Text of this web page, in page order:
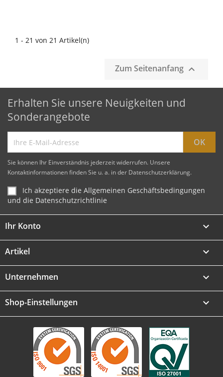
1 - 21 von 21 Artikel(n)
Zum Seitenanfang 
Erhalten Sie unsere Neuigkeiten und
Sonderangebote
Sie können Ihr Einverständnis jederzeit widerrufen. Unsere
Kontaktinformationen finden Sie u. a. in der Datenschutzerklärung.
Ich akzeptiere die Allgemeinen Geschäftsbedingungen
und die Datenschutzrichtlinie
Ihr Konto 
Artikel 
Unternehmen 
Shop-Einstellungen keyboard_arrow_down